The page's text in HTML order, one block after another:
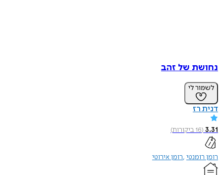
נחושת של זהב
לשמור לי
דנית רז
3.31
(
16ביקורות)
רומן רומנטי רומן אירוטי